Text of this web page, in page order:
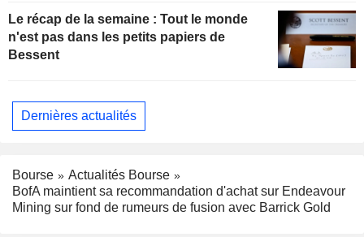
Le récap de la semaine : Tout le monde
n'est pas dans les petits papiers de
Bessent
Dernières actualités
Bourse
Actualités Bourse
BofA maintient sa recommandation d'achat sur Endeavour
Mining sur fond de rumeurs de fusion avec Barrick Gold